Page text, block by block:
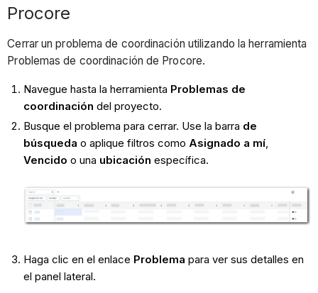
Procore
Cerrar un problema de coordinación utilizando la herramienta
Problemas de coordinación de Procore.
Navegue hasta la herramienta Problemas de
coordinación del proyecto.
Busque el problema para cerrar. Use la barra de
búsqueda o aplique filtros como Asignado a mí,
Vencido o una ubicación específica.
Haga clic en el enlace Problema para ver sus detalles en
el panel lateral.